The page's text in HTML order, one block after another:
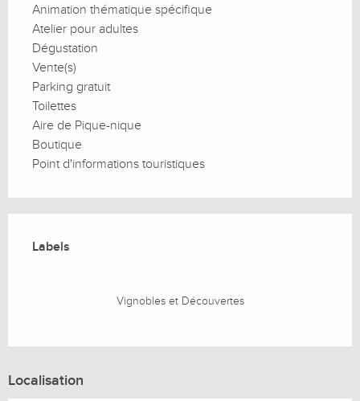
Animation thématique spécifique
Atelier pour adultes
Dégustation
Vente(s)
Parking gratuit
Toilettes
Aire de Pique-nique
Boutique
Point d'informations touristiques
Labels
Labels
Vignobles et Découvertes
Localisation